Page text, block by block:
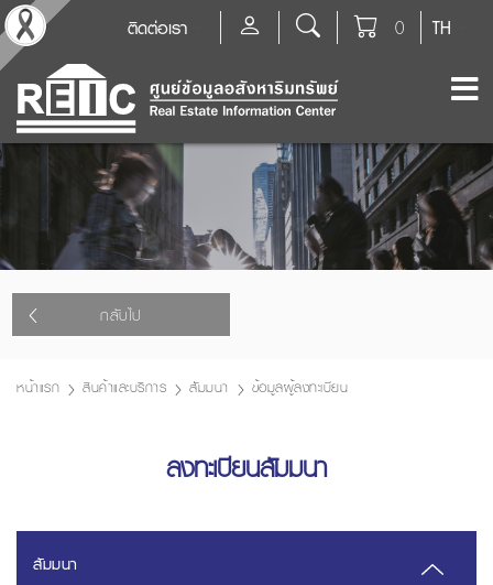
TH
0
ติดต่อเรา
กลับไป
หน้าแรก สินค้าและบริการ สัมมนา ข้อมูลผู้ลงทะเบียน
ลงทะเบียนสัมมนา
สัมมนา